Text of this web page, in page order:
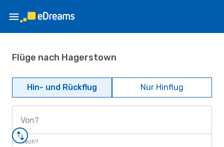
Flüge nach Hagerstown
Hin- und Rückflug Nur Hinflug
Von?
Nach?